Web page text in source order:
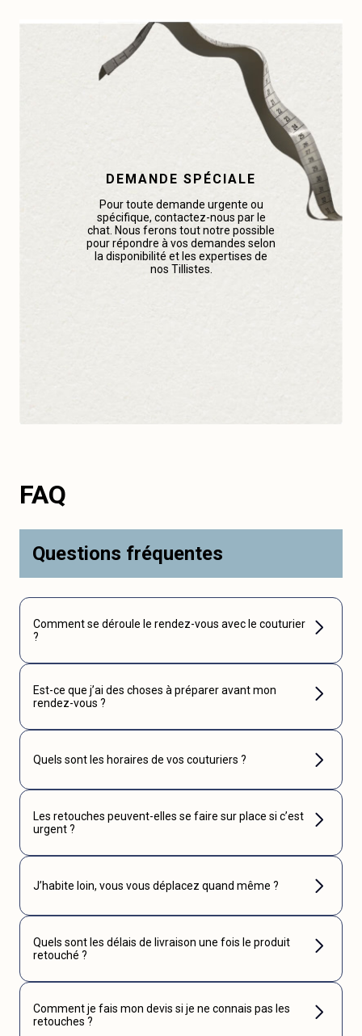
DEMANDE SPÉCIALE
Pour toute demande urgente ou
spécifique, contactez-nous par le
chat. Nous ferons tout notre possible
pour répondre à vos demandes selon
la disponibilité et les expertises de
nos Tillistes.
FAQ
Questions fréquentes
Comment se déroule le rendez-vous avec le couturier
?
Est-ce que j’ai des choses à préparer avant mon
rendez-vous ?
Quels sont les horaires de vos couturiers ?
Les retouches peuvent-elles se faire sur place si c’est
urgent ?
J’habite loin, vous vous déplacez quand même ?
Quels sont les délais de livraison une fois le produit
retouché ?
Comment je fais mon devis si je ne connais pas les
retouches ?